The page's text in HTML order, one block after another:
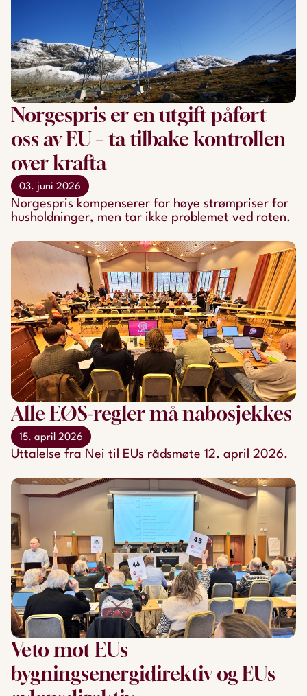
Norgespris er en utgift påført
oss av EU – ta tilbake kontrollen
over krafta
03. juni 2026
Norgespris kompenserer for høye strømpriser for
husholdninger, men tar ikke problemet ved roten.
Alle EØS-regler må nabosjekkes
15. april 2026
Uttalelse fra Nei til EUs rådsmøte 12. april 2026.
Veto mot EUs
bygningsenergidirektiv og EUs